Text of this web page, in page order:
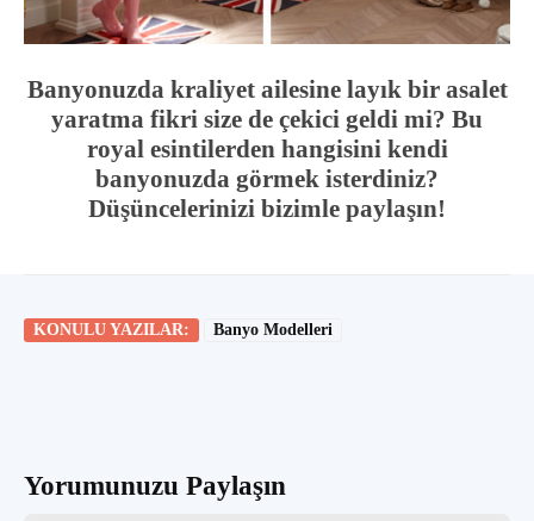
Banyonuzda kraliyet ailesine layık bir asalet
yaratma fikri size de çekici geldi mi? Bu
royal esintilerden hangisini kendi
banyonuzda görmek isterdiniz?
Düşüncelerinizi bizimle paylaşın!
KONULU YAZILAR: Banyo Modelleri
Yorumunuzu Paylaşın